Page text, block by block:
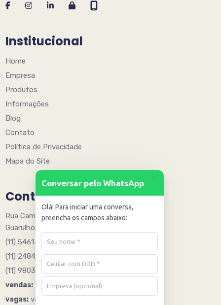
Institucional
Home
Empresa
Produtos
Informações
Blog
Contato
Política de Privacidade
Mapa do Site
Contato
Rua Caminho Quinze 205 - Água Chata
Guarulhos - SP - 07251005
(11) 5461-6078
(11) 2484-8090
(11) 98036-2229
vendas: vendas@jagb.com.br
vagas: vagas@jagb.com.br
+
Conversar pelo WhatsApp
Olá! Para iniciar uma conversa,
preencha os campos abaixo: